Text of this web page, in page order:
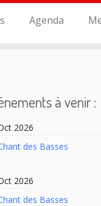
Agenda
à venir :
2026
des Basses
2026
des Basses